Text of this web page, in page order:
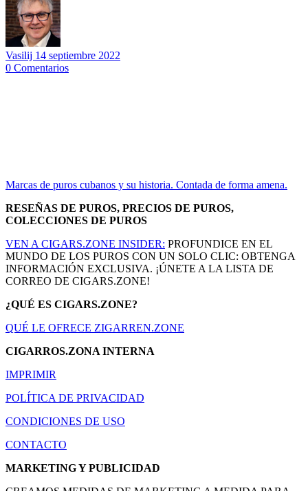
Vasilij 14 septiembre 2022
0 Comentarios
Marcas de puros cubanos y su historia. Contada de forma amena.
RESEÑAS DE PUROS, PRECIOS DE PUROS,
COLECCIONES DE PUROS
VEN A CIGARS.ZONE INSIDER: PROFUNDICE EN EL
MUNDO DE LOS PUROS CON UN SOLO CLIC: OBTENGA
INFORMACIÓN EXCLUSIVA. ¡ÚNETE A LA LISTA DE
CORREO DE CIGARS.ZONE!
¿QUÉ ES CIGARS.ZONE?
QUÉ LE OFRECE ZIGARREN.ZONE
CIGARROS.ZONA INTERNA
IMPRIMIR
POLÍTICA DE PRIVACIDAD
CONDICIONES DE USO
CONTACTO
MARKETING Y PUBLICIDAD